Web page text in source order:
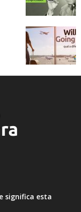
significa esta